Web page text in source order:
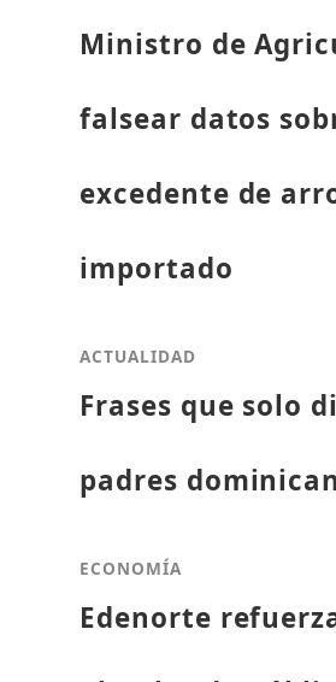
Ministro de
falsear datos
excedente de
importado
ACTUALIDAD
Frases que solo
padres
ECONOMÍA
Edenorte